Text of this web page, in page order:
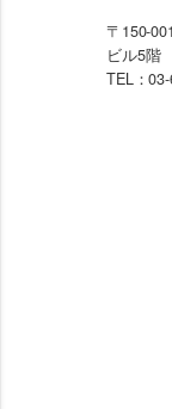
〒150-
ビル5階
TEL：